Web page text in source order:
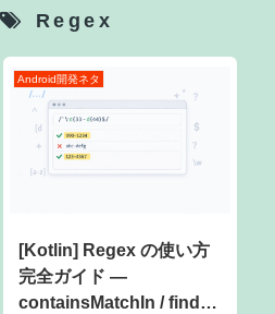
Regex
Android開発ネタ
[Kotlin] Regex の使い方
完全ガイド —
containsMatchIn / find /